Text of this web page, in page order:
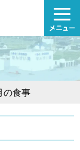
メニュー
食事